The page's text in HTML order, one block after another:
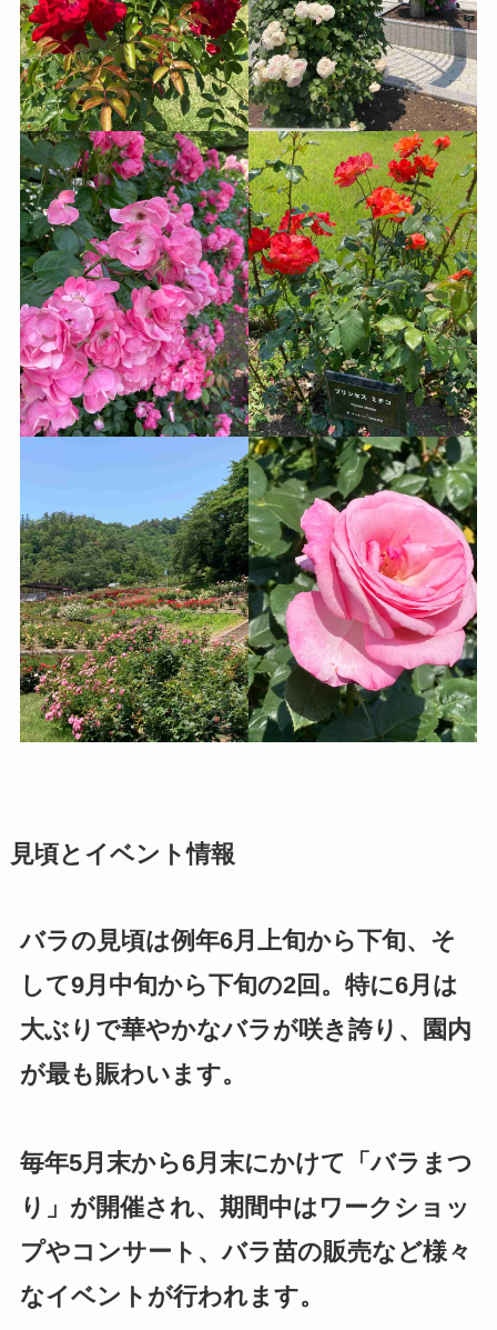
見頃とイベント情報
バラの見頃は例年6月上旬から下旬、そ
して9月中旬から下旬の2回。特に6月は
大ぶりで華やかなバラが咲き誇り、園内
が最も賑わいます。
毎年5月末から6月末にかけて「バラまつ
り」が開催され、期間中はワークショッ
プやコンサート、バラ苗の販売など様々
なイベントが行われます。